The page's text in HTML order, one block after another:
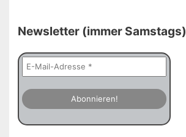
Newsletter (immer Samstags)